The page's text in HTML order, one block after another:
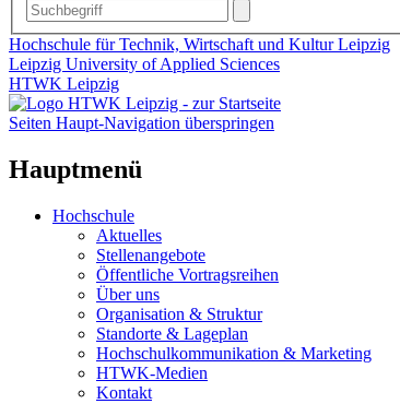
Hochschule für Technik, Wirtschaft und Kultur Leipzig
Leipzig University of Applied Sciences
HTWK Leipzig
Seiten Haupt-Navigation überspringen
Hauptmenü
Hochschule
Aktuelles
Stellenangebote
Öffentliche Vortragsreihen
Über uns
Organisation & Struktur
Standorte & Lageplan
Hochschulkommunikation & Marketing
HTWK-Medien
Kontakt